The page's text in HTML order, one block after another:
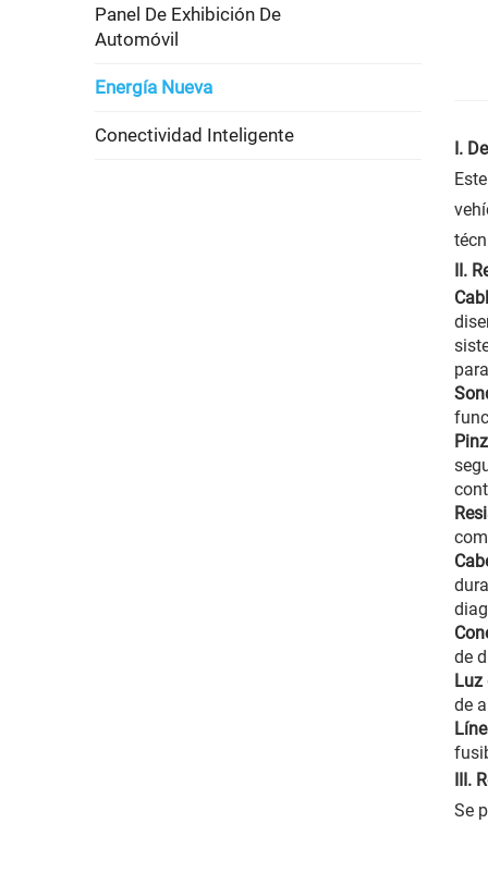
Panel De Exhibición De
Automóvil
Energía Nueva
Conectividad Inteligente
I.
II.
de
Luz
de
III.
Se